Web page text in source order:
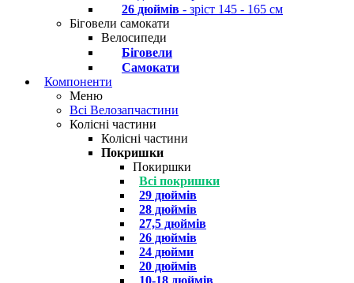
26 дюймів - зріст 145 - 165 см
Біговели самокати
Велосипеди
Біговели
Самокати
Компоненти
Меню
Всі Велозапчастини
Колісні частини
Колісні частини
Покришки
Покиршки
Всі покришки
29 дюймів
28 дюймів
27,5 дюймів
26 дюймів
24 дюйми
20 дюймів
10-18 дюймів